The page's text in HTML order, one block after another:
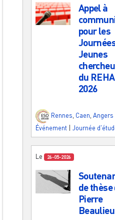
Appel à
pour les
Jeunes
du
2026
Rennes, Caen, Angers
Événement
Journée
Le 26-05-2026
de thèse
Pierre
Beaulieu